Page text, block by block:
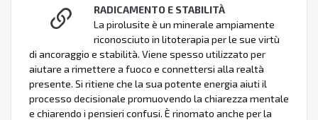
RADICAMENTO E STABILITÀ
La pirolusite è un minerale ampiamente
riconosciuto in litoterapia per le sue virtù
di ancoraggio e stabilità. Viene spesso utilizzato per
aiutare a rimettere a fuoco e connettersi alla realtà
presente. Si ritiene che la sua potente energia aiuti il
processo decisionale promuovendo la chiarezza mentale
e chiarendo i pensieri confusi. È rinomato anche per la